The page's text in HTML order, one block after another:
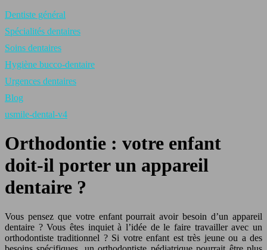
Dentiste général
Spécialités dentaires
Soins dentaires
Hygiène bucco-dentaire
Urgences dentaires
Blog
usmile-dental-v4
Orthodontie : votre enfant
doit-il porter un appareil
dentaire ?
Vous pensez que votre enfant pourrait avoir besoin d’un appareil
dentaire ? Vous êtes inquiet à l’idée de le faire travailler avec un
orthodontiste traditionnel ? Si votre enfant est très jeune ou a des